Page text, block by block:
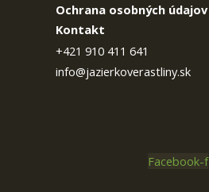
Ochrana osobných údajov
Kontakt
+421 910 411 641
info@jazierkoverastliny.sk
Facebook-f